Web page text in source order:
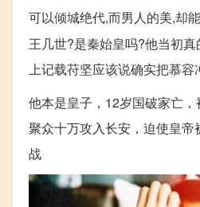
可以倾城绝代,而男人的美,却
王几世?是秦始皇吗?他当初
上记载苻坚应该说确实把慕
他本是皇子，12岁国破家亡
聚众十万攻入长安，迫使皇
战